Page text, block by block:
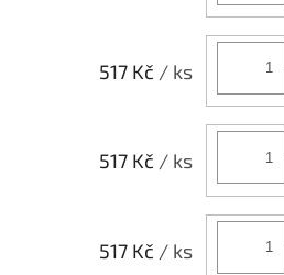
517 Kč / ks
517 Kč / ks
517 Kč / ks